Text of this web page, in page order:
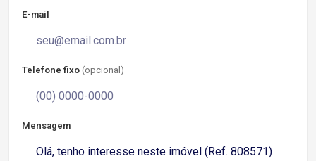
E-mail
Telefone fixo (opcional)
Mensagem